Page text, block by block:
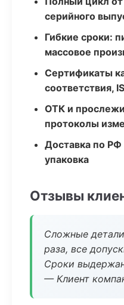
серийного
Гибкие сроки:
массовое
Сертификаты
соответствия,
ОТК и
протоколы
Доставка по РФ
упаковка
Отзывы
Сложные
раза, все
Сроки
— Клиент